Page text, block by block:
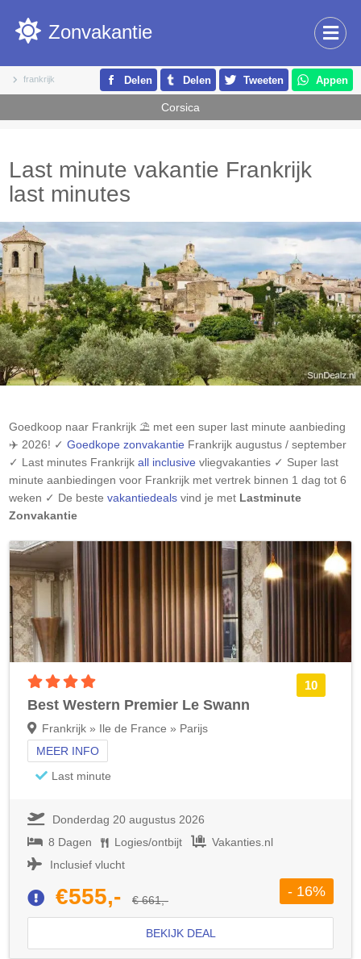
frankrijk
Zonvakantie
Corsica
Last minute vakantie Frankrijk
last minutes
Delen Delen Tweeten Appen
Goedkoop naar Frankrijk ⛱️ met een super last minute aanbieding
✈️ 2026! ✓ Goedkope zonvakantie Frankrijk augustus / september
✓ Last minutes Frankrijk all inclusive vliegvakanties ✓ Super last
minute aanbiedingen voor Frankrijk met vertrek binnen 1 dag tot 6
weken ✓ De beste vakantiedeals vind je met Lastminute
Zonvakantie
10
Best Western Premier Le Swann
Frankrijk » Ile de France » Parijs
MEER INFO
Last minute
Donderdag 20 augustus 2026
8 Dagen
Logies/ontbijt
Vakanties.nl
Inclusief vlucht
€555,- € 661,-
- 16%
BEKIJK DEAL